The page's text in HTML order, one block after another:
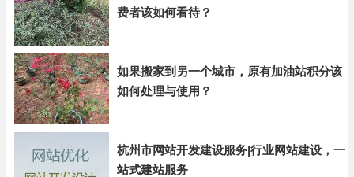
费者该如何看待？
如果搬家到另一个城市，原有加油站积分该
如何处理与使用？
杭州市网站开发建设服务|行业网站建设，一
站式建站服务